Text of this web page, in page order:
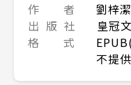
作 者
劉梓潔
出 版 社
皇冠
格 式
不提